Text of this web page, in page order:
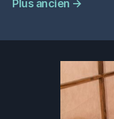
Plus ancien →